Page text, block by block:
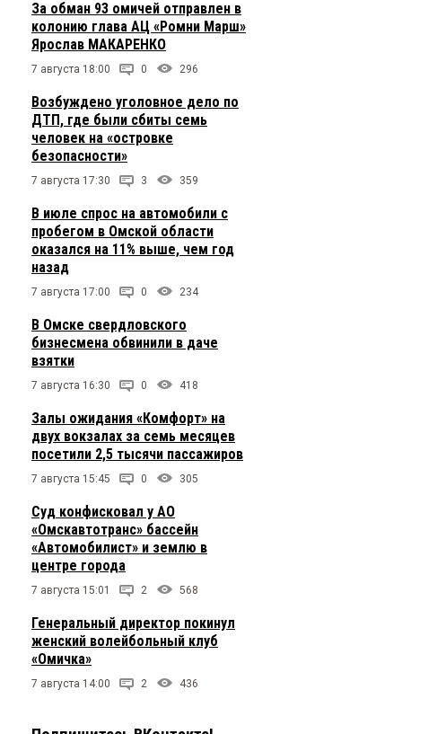
За обман 93 омичей отправлен в
колонию глава АЦ «Ромни Марш»
Ярослав МАКАРЕНКО
7 августа 18:00 0 296
Возбуждено уголовное дело по
ДТП, где были сбиты семь
человек на «островке
безопасности»
7 августа 17:30 3 359
В июле спрос на автомобили с
пробегом в Омской области
оказался на 11% выше, чем год
назад
7 августа 17:00 0 234
В Омске свердловского
бизнесмена обвинили в даче
взятки
7 августа 16:30 0 418
Залы ожидания «Комфорт» на
двух вокзалах за семь месяцев
посетили 2,5 тысячи пассажиров
7 августа 15:45 0 305
Суд конфисковал у АО
«Омскавтотранс» бассейн
«Автомобилист» и землю в
центре города
7 августа 15:01 2 568
Генеральный директор покинул
женский волейбольный клуб
«Омичка»
7 августа 14:00 2 436